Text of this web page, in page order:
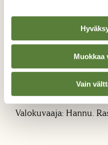
Muokkaa
Vain
Vähän
Valokuvaaja: Hannu.